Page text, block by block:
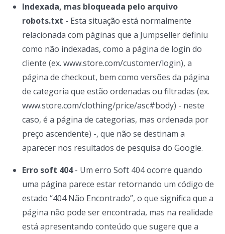
Indexada, mas bloqueada pelo arquivo
robots.txt - Esta situação está normalmente
relacionada com páginas que a Jumpseller definiu
como não indexadas, como a página de login do
cliente (ex. www.store.com/customer/login), a
página de checkout, bem como versões da página
de categoria que estão ordenadas ou filtradas (ex.
www.store.com/clothing/price/asc#body) - neste
caso, é a página de categorias, mas ordenada por
preço ascendente) -, que não se destinam a
aparecer nos resultados de pesquisa do Google.
Erro soft 404- Um erro Soft 404 ocorre quando
uma página parece estar retornando um código de
estado “404 Não Encontrado”, o que significa que a
página não pode ser encontrada, mas na realidade
está apresentando conteúdo que sugere que a